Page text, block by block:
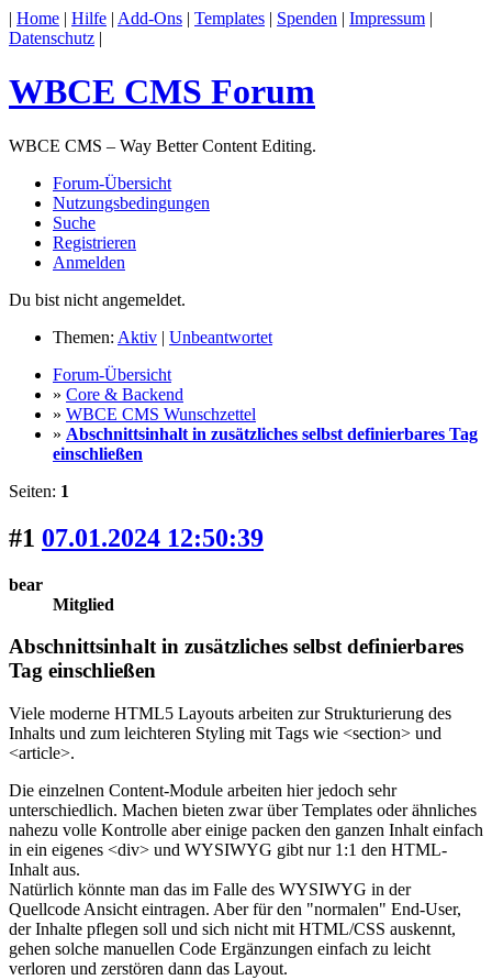
| Home | Hilfe | Add-Ons | Templates | Spenden | Impressum |
Datenschutz |
WBCE CMS Forum
WBCE CMS – Way Better Content Editing.
Forum-Übersicht
Nutzungsbedingungen
Suche
Registrieren
Anmelden
Du bist nicht angemeldet.
Themen: Aktiv | Unbeantwortet
Forum-Übersicht
» Core & Backend
» WBCE CMS Wunschzettel
» Abschnittsinhalt in zusätzliches selbst definierbares Tag
einschließen
Seiten: 1
#1 07.01.2024 12:50:39
bear
Mitglied
Abschnittsinhalt in zusätzliches selbst definierbares
Tag einschließen
Viele moderne HTML5 Layouts arbeiten zur Strukturierung des
Inhalts und zum leichteren Styling mit Tags wie <section> und
<article>.
Die einzelnen Content-Module arbeiten hier jedoch sehr
unterschiedlich. Machen bieten zwar über Templates oder ähnliches
nahezu volle Kontrolle aber einige packen den ganzen Inhalt einfach
in ein eigenes <div> und WYSIWYG gibt nur 1:1 den HTML-
Inhalt aus.
Natürlich könnte man das im Falle des WYSIWYG in der
Quellcode Ansicht eintragen. Aber für den "normalen" End-User,
der Inhalte pflegen soll und sich nicht mit HTML/CSS auskennt,
gehen solche manuellen Code Ergänzungen einfach zu leicht
verloren und zerstören dann das Layout.